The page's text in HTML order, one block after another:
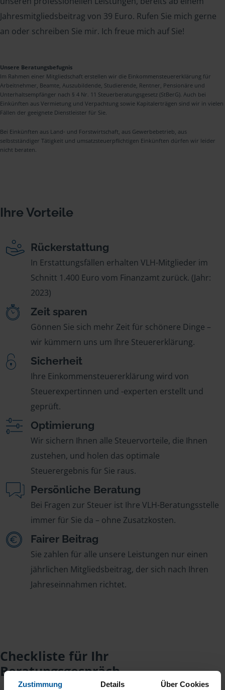
Zustimmung Details Über Cookies
Jahresmitgliedsbeitrag von 39 Euro. Rufen Sie mich gerne
an oder schreiben Sie mir. Ich freue mich auf Sie!
Unsere Beratungsbefugnis
Im Rahmen einer Mitgliedschaft erstellen wir die Einkommensteuererklärung für
Arbeitnehmer, Beamte, Auszubildende, Studierende, Rentner, Pensionäre und
Unterhaltsempfänger nach § 4 Nr. 11 Steuerberatungsgesetz (StBerG). Auch bei
Einkünften aus Vermietung und Verpachtung sowie Kapitalerträgen sind wir in vielen
Fällen der geeignete Dienstleister für Sie.
Bei Einkünften aus Land- und Forstwirtschaft, aus Gewerbebetrieb, aus
selbstständiger Tätigkeit und umsatzsteuerpflichtigen Einkünften dürfen wir leider
nicht beraten.
Ihre Vorteile
Rückerstattung
In Erstattungsfällen erhalten VLH-Mitglieder im
Schnitt 1.400 Euro vom Finanzamt zurück. (Jahr:
2023)
Zeit sparen
Gönnen Sie sich mehr Zeit für schönere Dinge –
wir kümmern uns um Ihre Steuererklärung.
Sicherheit
Ihre Einkommensteuererklärung wird von
Steuerexpertinnen und -experten erstellt und
geprüft.
Optimierung
Wir sichern Ihnen alle Steuervorteile, die Ihnen
zustehen, und holen das optimale
Steuerergebnis für Sie raus.
Persönliche Beratung
Bei Fragen zur Steuer ist Ihre VLH-Beratungsstelle
immer für Sie da – ohne Zusatzkosten.
Fairer Beitrag
Sie zahlen für alle unsere Leistungen nur einen
jährlichen Mitgliedsbeitrag, der sich nach Ihren
Jahreseinnahmen richtet.
Checkliste für Ihr
Beratungsgespräch